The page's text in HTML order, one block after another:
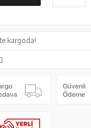
kargoda!